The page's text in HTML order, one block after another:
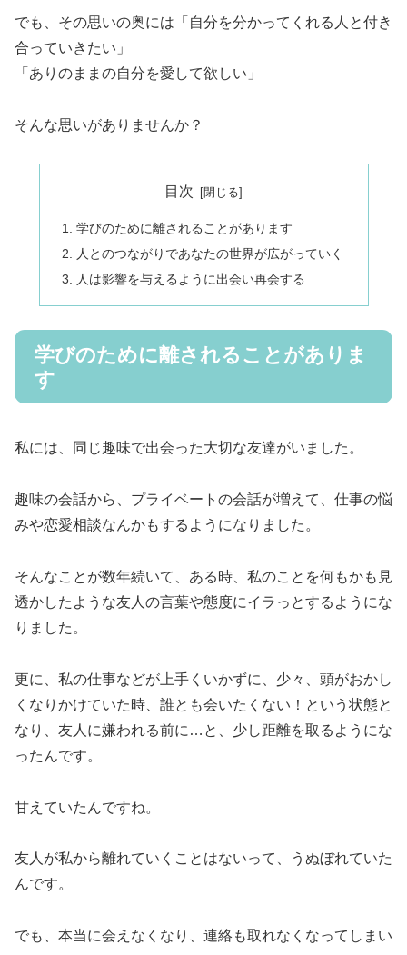
でも、その思いの奥には「自分を分かってくれる人と付き
合っていきたい」
「ありのままの自分を愛して欲しい」
そんな思いがありませんか？
目次
学びのために離されることがあります
人とのつながりであなたの世界が広がっていく
人は影響を与えるように出会い再会する
学びのために離されることがありま
す
私には、同じ趣味で出会った大切な友達がいました。
趣味の会話から、プライベートの会話が増えて、仕事の悩
みや恋愛相談なんかもするようになりました。
そんなことが数年続いて、ある時、私のことを何もかも見
透かしたような友人の言葉や態度にイラっとするようにな
りました。
更に、私の仕事などが上手くいかずに、少々、頭がおかし
くなりかけていた時、誰とも会いたくない！という状態と
なり、友人に嫌われる前に…と、少し距離を取るようにな
ったんです。
甘えていたんですね。
友人が私から離れていくことはないって、うぬぼれていた
んです。
でも、本当に会えなくなり、連絡も取れなくなってしまい